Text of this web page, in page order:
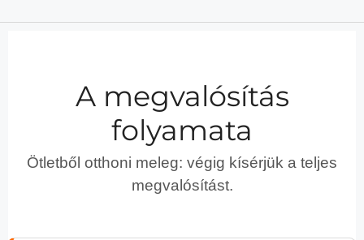
A megvalósítás
folyamata
Ötletből otthoni meleg: végig kísérjük a teljes
megvalósítást.